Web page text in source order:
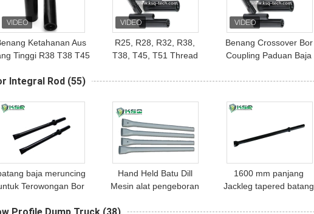
Ketahanan Aus
Tinggi R38 T38 T45
Pengeboran Bench
R25, R28, R32, R38,
T38, T45, T51 Thread
KoplingDrill Couplings
Benang Crossover Bor
Coupling Paduan Baja
Tunneling
Integral Rod (55)
baja meruncing
Terowongan Bor
800mm 1600mm
Hand Held Batu Dill
Mesin alat pengeboran
108mm shank
1600 mm panjang
Jackleg tapered batang
Tunnel